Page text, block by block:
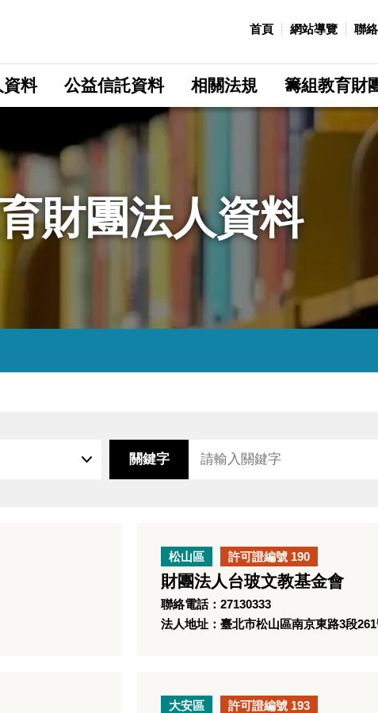
首頁 網站導覽 聯
資料 公益信託資料 相關法規 籌組教育財
財團法人資料
關鍵字
松山區 許可證編號 190
財團法人台玻文教基金會
聯絡電話：27130333
法人地址：臺北市松山區南京東路3段
大安區 許可證編號 193